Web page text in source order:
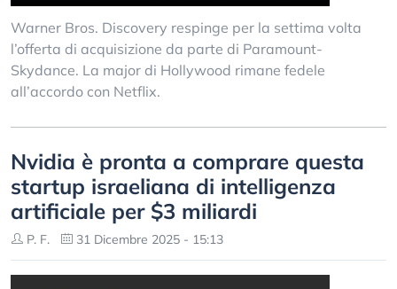
Warner Bros. Discovery respinge per la settima volta
l’offerta di acquisizione da parte di Paramount-
Skydance. La major di Hollywood rimane fedele
all’accordo con Netflix.
Nvidia è pronta a comprare questa
startup israeliana di intelligenza
artificiale per $3 miliardi
P. F. 31 Dicembre 2025 - 15:13